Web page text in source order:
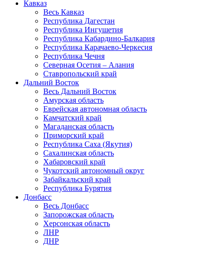
Кавказ
Весь Кавказ
Республика Дагестан
Республика Ингушетия
Республика Кабардино-Балкария
Республика Карачаево-Черкесия
Республика Чечня
Северная Осетия – Алания
Ставропольский край
Дальний Восток
Весь Дальний Восток
Амурская область
Еврейская автономная область
Камчатский край
Магаданская область
Приморский край
Республика Саха (Якутия)
Сахалинская область
Хабаровский край
Чукотский автономный округ
Забайкальский край
Республика Бурятия
Донбасс
Весь Донбасс
Запорожская область
Херсонская область
ЛНР
ДНР